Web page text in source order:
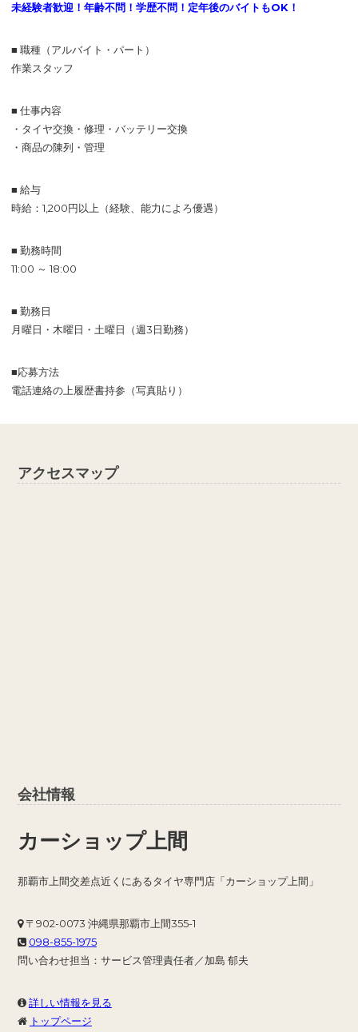
未経験者歓迎！年齢不問！学歴不問！定年後のバイトもOK！
■ 職種（アルバイト・パート）
作業スタッフ
■ 仕事内容
・タイヤ交換・修理・バッテリー交換
・商品の陳列・管理
■ 給与
時給：1,200円以上（経験、能力によろ優遇）
■ 勤務時間
11:00 ～ 18:00
■ 勤務日
月曜日・木曜日・土曜日（週3日勤務）
■応募方法
電話連絡の上履歴書持参（写真貼り）
アクセスマップ
会社情報
カーショップ上間
那覇市上間交差点近くにあるタイヤ専門店「カーショップ上間」
〒902-0073 沖縄県那覇市上間355-1
098-855-1975
問い合わせ担当：サービス管理責任者／加島 郁夫
詳しい情報を見る
トップページ